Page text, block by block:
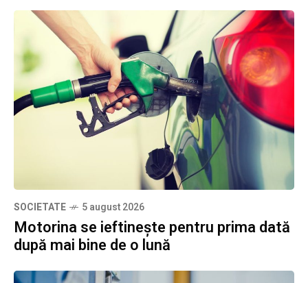
SOCIETATE 5 august 2026
Motorina se ieftinește pentru prima dată
după mai bine de o lună